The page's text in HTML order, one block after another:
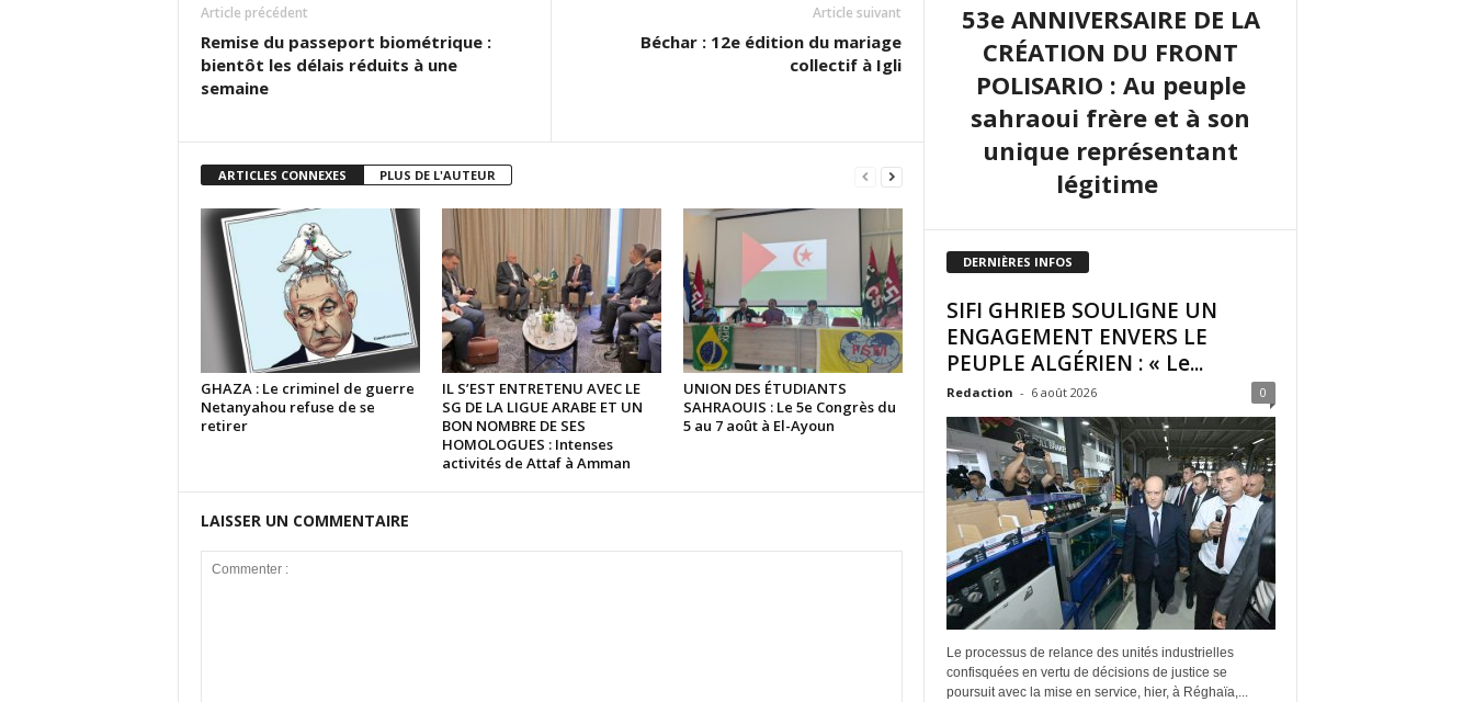
Article précédent
Remise du passeport biométrique :
bientôt les délais réduits à une
semaine
Article suivant
Béchar : 12e édition du mariage
collectif à Igli
ARTICLES CONNEXES PLUS DE L'AUTEUR
GHAZA : Le criminel de guerre
Netanyahou refuse de se
retirer
IL S’EST ENTRETENU AVEC LE
SG DE LA LIGUE ARABE ET UN
BON NOMBRE DE SES
HOMOLOGUES : Intenses
activités de Attaf à Amman
UNION DES ÉTUDIANTS
SAHRAOUIS : Le 5e Congrès du
5 au 7 août à El-Ayoun
LAISSER UN COMMENTAIRE
53e ANNIVERSAIRE DE LA
CRÉATION DU FRONT
POLISARIO : Au peuple
sahraoui frère et à son
unique représentant
légitime
DERNIÈRES INFOS
SIFI GHRIEB SOULIGNE UN
ENGAGEMENT ENVERS LE
PEUPLE ALGÉRIEN : « Le...
Redaction - 6 août 2026 0
Le processus de relance des unités industrielles
confisquées en vertu de décisions de justice se
poursuit avec la mise en service, hier, à Réghaïa,...